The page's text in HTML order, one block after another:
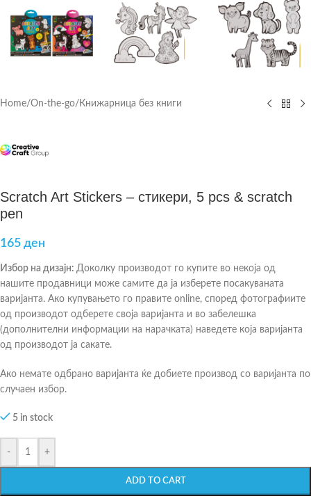
Home/On-the-go/ Книжарница без книги
Scratch Art Stickers – стикери, 5 pcs & scratch
pen
165 ден
Избор на дизајн: Доколку производот го купите во некоја од
нашите продавници може самите да ја изберете посакуваната
варијанта. Ако купувањето го правите online, според фотографиите
од производот одберете своја варијанта и во забелешка
(дополнителни информации на нарачката) наведете која варијанта
од производот ја сакате.
Ако немате одбрано варијанта ќе добиете производ со варијанта по
случаен избор.
5 in stock
- +
ADD TO CART